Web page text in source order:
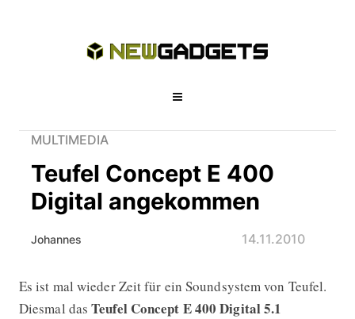
MULTIMEDIA
Teufel Concept E 400
Digital angekommen
Johannes 14.11.2010
Teufel Concept E 400 Digital
Es ist mal wieder Zeit für ein Soundsystem von Teufel.
Diesmal dasTeufel Concept E 400 Digital5.1